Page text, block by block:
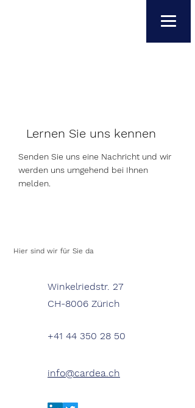
Lernen Sie uns kennen
Senden Sie uns eine Nachricht und wir
werden uns umgehend bei Ihnen
melden.
Hier sind wir für Sie da
Winkelriedstr. 27
CH-8006 Zürich
+41 44 350 28 50
info@cardea.ch